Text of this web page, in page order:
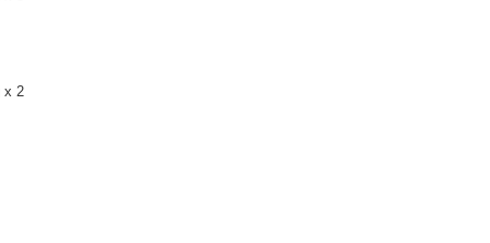
先享後付」時，將依據個別帳號之用戶狀況，依本公司
進行身份認證。
股份有限公司將有權停止該用戶之使用額度並採取法律行
x 2